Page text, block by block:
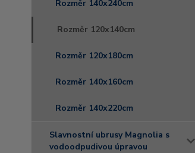
Rozměr 140x240cm
Rozměr 120x140cm
Rozměr 120x180cm
Rozměr 140x160cm
Rozměr 140x220cm
Slavnostní ubrusy Magnolia s
vodoodpudivou úpravou